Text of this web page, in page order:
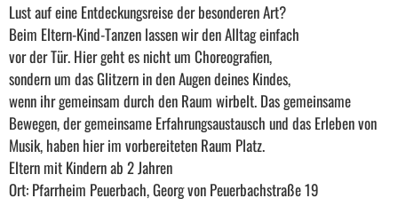
Lust auf eine Entdeckungsreise der besonderen Art?
Beim Eltern-Kind-Tanzen lassen wir den Alltag einfach
vor der Tür. Hier geht es nicht um Choreografien,
sondern um das Glitzern in den Augen deines Kindes,
wenn ihr gemeinsam durch den Raum wirbelt. Das gemeinsame
Bewegen, der gemeinsame Erfahrungsaustausch und das Erleben von
Musik, haben hier im vorbereiteten Raum Platz.
Eltern mit Kindern ab 2 Jahren
Ort: Pfarrheim Peuerbach, Georg von Peuerbachstraße 19